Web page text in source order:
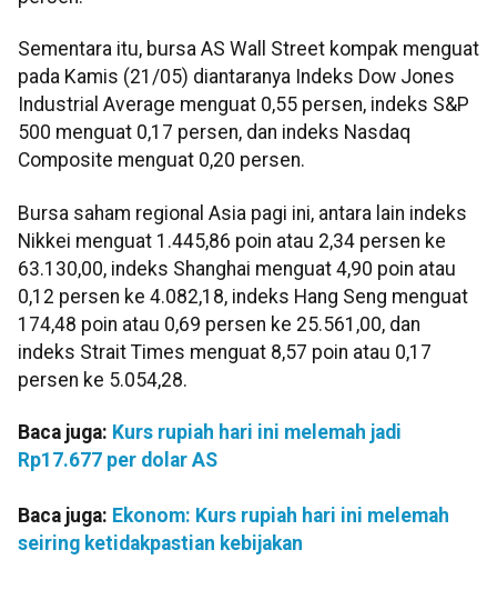
Sementara itu, bursa AS Wall Street kompak menguat
pada Kamis (21/05) diantaranya Indeks Dow Jones
Industrial Average menguat 0,55 persen, indeks S&P
500 menguat 0,17 persen, dan indeks Nasdaq
Composite menguat 0,20 persen.
Bursa saham regional Asia pagi ini, antara lain indeks
Nikkei menguat 1.445,86 poin atau 2,34 persen ke
63.130,00, indeks Shanghai menguat 4,90 poin atau
0,12 persen ke 4.082,18, indeks Hang Seng menguat
174,48 poin atau 0,69 persen ke 25.561,00, dan
indeks Strait Times menguat 8,57 poin atau 0,17
persen ke 5.054,28.
Baca juga: Kurs rupiah hari ini melemah jadi
Rp17.677 per dolar AS
Baca juga: Ekonom: Kurs rupiah hari ini melemah
seiring ketidakpastian kebijakan